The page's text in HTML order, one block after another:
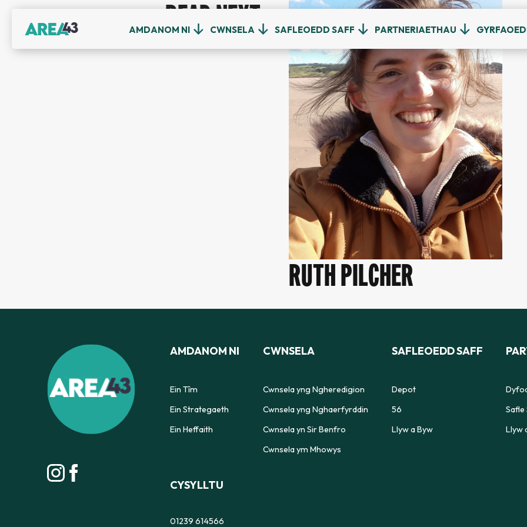
AMDANOM NI CWNSELA SAFLEOEDD SAFF PARTNERIAETHAU
READ NEXT
RUTH PILCHER
AMDANOM NI
Ein Tîm
Ein Strategaeth
Ein Heffaith
CWNSELA
Cwnsela yng Ngheredigion
Cwnsela yng Nghaerfyrddin
Cwnsela yn Sir Benfro
Cwnsela ym Mhowys
SAFLEOEDD SAFF
Depot
56
Llyw a Byw
Safle
Llyw
CYSYLLTU
01239 614566